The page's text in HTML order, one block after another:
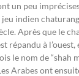
un peu
jeu indien
Après que le
répandu à l’ouest,
le nom de “shah
Arabes ont